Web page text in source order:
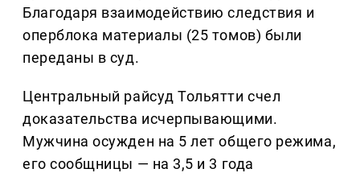
Благодаря взаимодействию следствия и
оперблока материалы (25 томов) были
переданы в суд.
Центральный райсуд Тольятти счел
доказательства исчерпывающими.
Мужчина осужден на 5 лет общего режима,
его сообщницы — на 3,5 и 3 года